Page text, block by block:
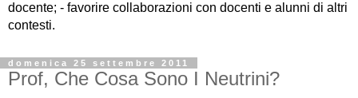
docente; - favorire collaborazioni con docenti e alunni di altri
contesti.
domenica 25 settembre 2011
Prof, Che Cosa Sono I Neutrini?